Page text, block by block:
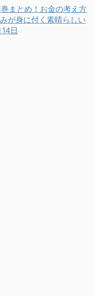
まとめ！お金の考え方
が身に付く素晴らしい
日